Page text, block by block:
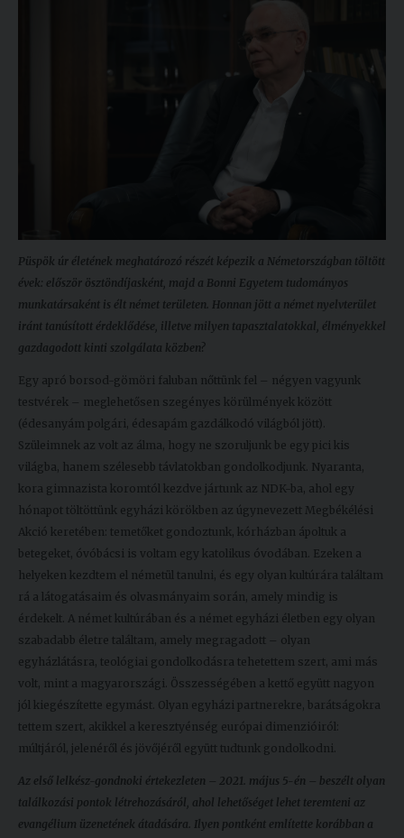
Püspök úr életének meghatározó részét képezik a Németországban töltött
évek: először ösztöndíjasként, majd a Bonni Egyetem tudományos
munkatársaként is élt német területen. Honnan jött a német nyelvterület
iránt tanúsított érdeklődése, illetve milyen tapasztalatokkal, élményekkel
gazdagodott kinti szolgálata közben?
Egy apró borsod-gömöri faluban nőttünk fel – négyen vagyunk
testvérek – meglehetősen szegényes körülmények között
(édesanyám polgári, édesapám gazdálkodó világból jött).
Szüleimnek az volt az álma, hogy ne szoruljunk be egy pici kis
világba, hanem szélesebb távlatokban gondolkodjunk. Nyaranta,
kora gimnazista koromtól kezdve jártunk az NDK-ba, ahol egy
hónapot töltöttünk egyházi körökben az úgynevezett Megbékélési
Akció keretében: temetőket gondoztunk, kórházban ápoltuk a
betegeket, óvóbácsi is voltam egy katolikus óvodában. Ezeken a
helyeken kezdtem el németül tanulni, és egy olyan kultúrára találtam
rá a látogatásaim és olvasmányaim során, amely mindig is
érdekelt. A német kultúrában és a német egyházi életben egy olyan
szabadabb életre találtam, amely megragadott – olyan
egyházlátásra, teológiai gondolkodásra tehetettem szert, ami más
volt, mint a magyarországi. Összességében a kettő együtt nagyon
jól kiegészítette egymást. Olyan egyházi partnerekre, barátságokra
tettem szert, akikkel a keresztyénség európai dimenzióiról:
múltjáról, jelenéről és jövőjéről együtt tudtunk gondolkodni.
Az első lelkész-gondnoki értekezleten – 2021. május 5-én – beszélt olyan
találkozási pontok létrehozásáról, ahol lehetőséget lehet teremteni az
evangélium üzenetének átadására. Ilyen pontként említette korábban a